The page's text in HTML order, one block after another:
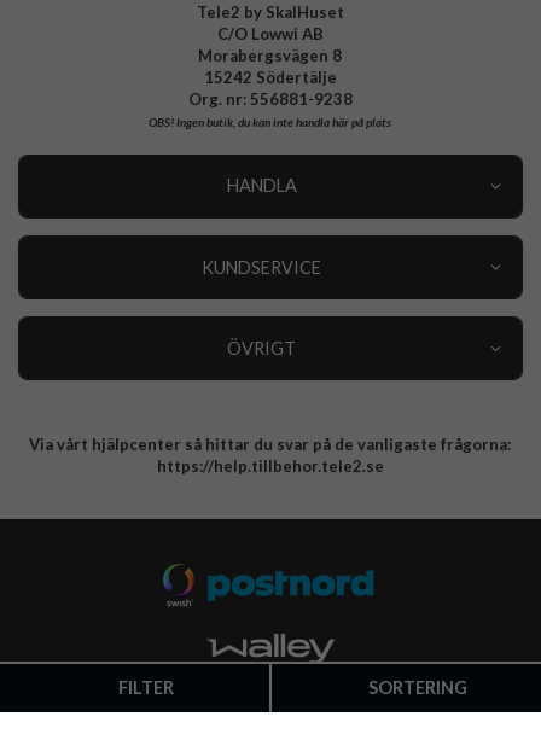
FILTER SORTERING
Tele2 by SkalHuset
C/O Lowwi AB
Morabergsvägen 8
15242 Södertälje
Org. nr: 556881-9238
OBS!Ingen butik, du kan inte handla här på plats
HANDLA
KUNDSERVICE
ÖVRIGT
Integritetspolicy
Via vårt hjälpcenter så hittar du svar på de vanligaste frågorna:
https://help.tillbehor.tele2.se